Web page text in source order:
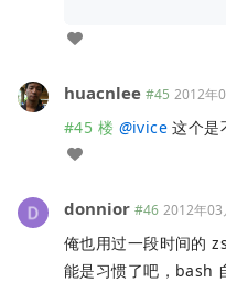
huacnlee #45 2012年
#45 楼 @ivice 这个是
donnior #46 2012年03
俺也用过一段时间的
能是习惯了吧，bash